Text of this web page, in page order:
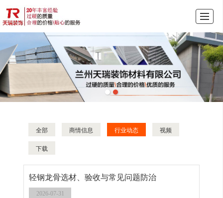
首页 产品展示 公司介绍 天瑞动态 图库展示 联系我们 LBS
全部 商情信息 行业动态 视频
下载
轻钢龙骨选材、验收与常见问题防治
2026-07-31